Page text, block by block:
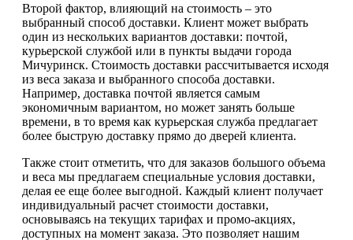
Второй фактор, влияющий на стоимость – это
выбранный способ доставки. Клиент может выбрать
один из нескольких вариантов доставки: почтой,
курьерской службой или в пункты выдачи города
Мичуринск. Стоимость доставки рассчитывается исходя
из веса заказа и выбранного способа доставки.
Например, доставка почтой является самым
экономичным вариантом, но может занять больше
времени, в то время как курьерская служба предлагает
более быструю доставку прямо до дверей клиента.
Также стоит отметить, что для заказов большого объема
и веса мы предлагаем специальные условия доставки,
делая ее еще более выгодной. Каждый клиент получает
индивидуальный расчет стоимости доставки,
основываясь на текущих тарифах и промо-акциях,
доступных на момент заказа. Это позволяет нашим